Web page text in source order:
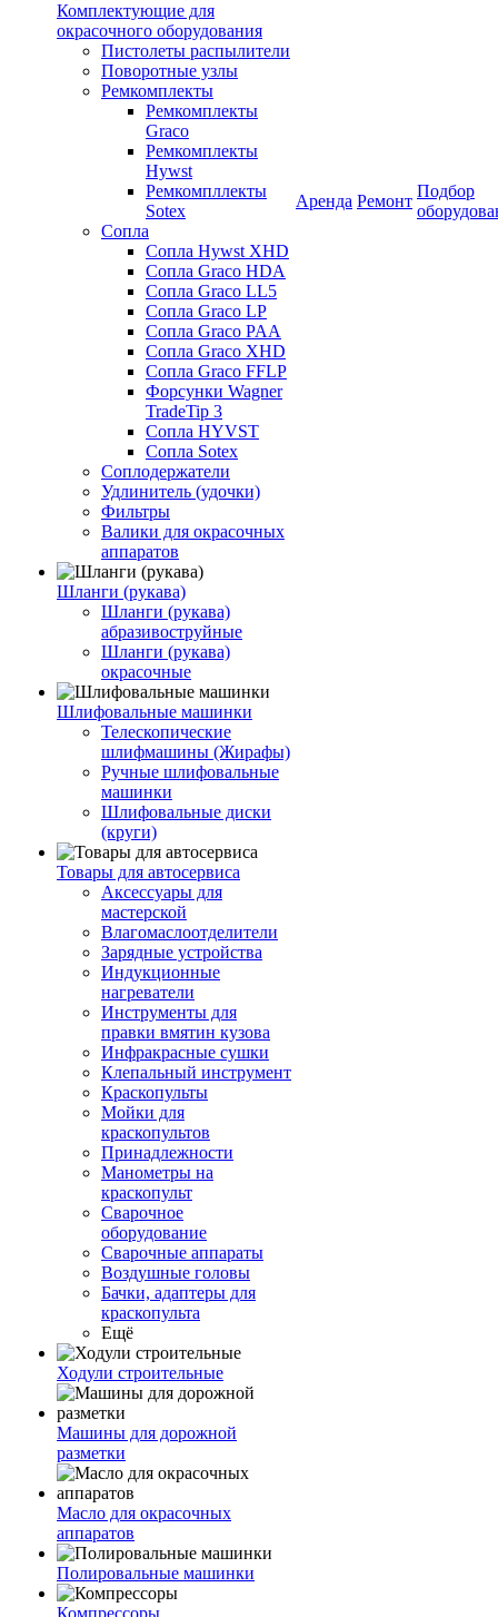
Комплектующие для
окрасочного оборудования
Пистолеты распылители
Поворотные узлы
Ремкомплекты
Ремкомплекты
Graco
Ремкомплекты
Hywst
Ремкомпллекты
Sotex
Сопла
Сопла Hywst XHD
Сопла Graco HDA
Сопла Graco LL5
Сопла Graco LP
Сопла Graco PAA
Сопла Graco XHD
Сопла Graco FFLP
Форсунки Wagner
TradeTip 3
Сопла HYVST
Сопла Sotex
Соплодержатели
Удлинитель (удочки)
Фильтры
Валики для окрасочных
аппаратов
Шланги (рукава)
Шланги (рукава)
абразивоструйные
Шланги (рукава)
окрасочные
Шлифовальные машинки
Телескопические
шлифмашины (Жирафы)
Ручные шлифовальные
машинки
Шлифовальные диски
(круги)
Товары для автосервиса
Аксессуары для
мастерской
Влагомаслоотделители
Зарядные устройства
Индукционные
нагреватели
Инструменты для
правки вмятин кузова
Инфракрасные сушки
Клепальный инструмент
Краскопульты
Мойки для
краскопультов
Принадлежности
Манометры на
краскопульт
Сварочное
оборудование
Сварочные аппараты
Воздушные головы
Бачки, адаптеры для
краскопульта
Ещё
Ходули строительные
Машины для дорожной
разметки
Масло для окрасочных
аппаратов
Полировальные машинки
Компрессоры
Аренда Ремонт
Подбор